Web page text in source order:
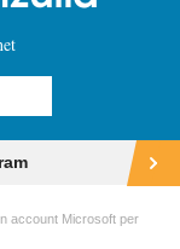
account Microsoft per